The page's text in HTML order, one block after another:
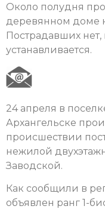
Около полудня
деревянном доме
Пострадавших
устанавливается.
24 апреля в
Архангельске
происшествии
нежилой
Заводской.
Как сообщили в
объявлен ранг 1-